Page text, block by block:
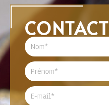
CONTACT